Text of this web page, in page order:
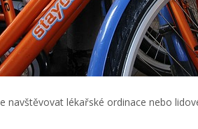
navštěvovat lékařské ordinace nebo